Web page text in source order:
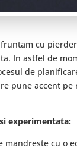
cu
In astfel de
de
pune accent
experimentata:
mandreste cu o